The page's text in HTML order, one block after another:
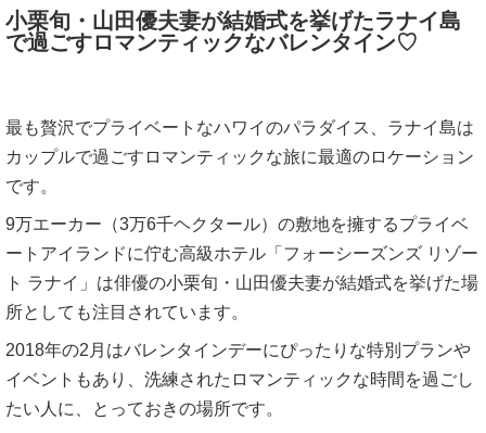
小栗旬・山田優夫妻が結婚式を挙げたラナイ島
で過ごすロマンティックなバレンタイン♡
最も贅沢でプライベートなハワイのパラダイス、ラナイ島は
カップルで過ごすロマンティックな旅に最適のロケーション
です。
9万エーカー（3万6千ヘクタール）の敷地を擁するプライベ
ートアイランドに佇む高級ホテル「フォーシーズンズ リゾー
ト ラナイ」は俳優の小栗旬・山田優夫妻が結婚式を挙げた場
所としても注目されています。
2018年の2月はバレンタインデーにぴったりな特別プランや
イベントもあり、洗練されたロマンティックな時間を過ごし
たい人に、とっておきの場所です。